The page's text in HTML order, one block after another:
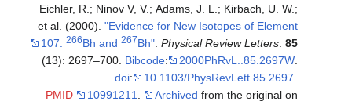
Eichler, R.; Ninov V, V.; Adams, J. L.; Kirbach, U. W.;
et al. (2000)."Evidence for New Isotopes of Element
107:266Bh and267Bh".Physical Review Letters.85
(13): 2697–700. Bibcode: 2000PhRvL..85.2697W.
doi: 10.1103/PhysRevLett.85.2697.
PMID
10991211. Archived from the original on